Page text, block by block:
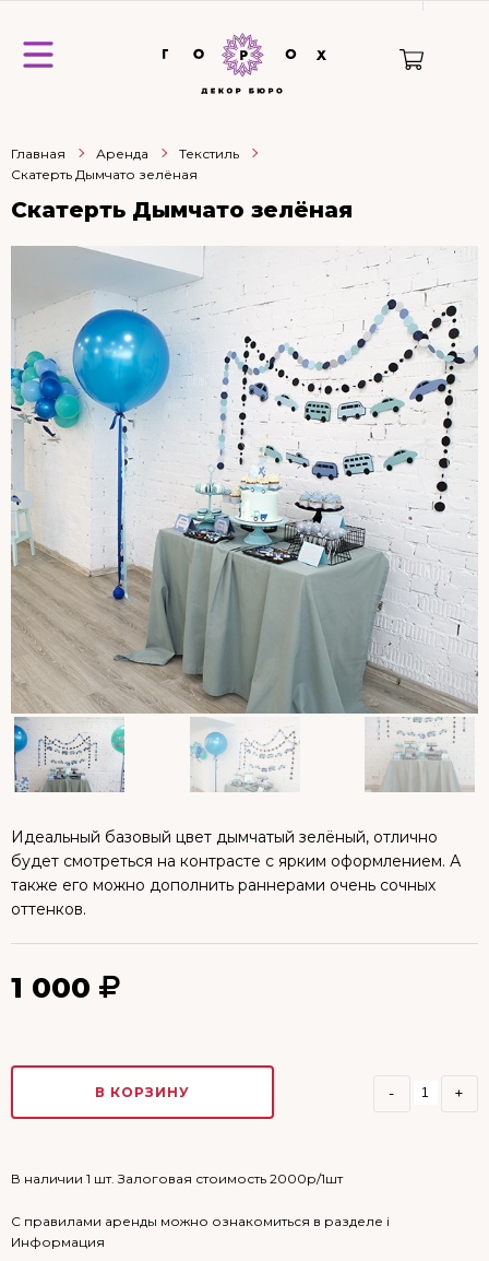
Главная Аренда
Текстиль
Скатерть Дымчато зелёная
Скатерть Дымчато зелёная
Идеальный базовый цвет дымчатый зелёный, отлично
будет смотреться на контрасте с ярким оформлением. А
также его можно дополнить раннерами очень сочных
оттенков.
1 000
В КОРЗИНУ - +
В наличии 1 шт.Залоговая стоимость 2000р/1шт
С правилами аренды можно ознакомиться в разделе i
Информация